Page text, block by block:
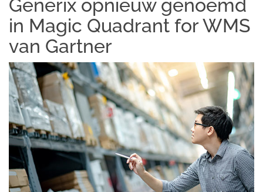
Generix opnieuw genoemd
in Magic Quadrant for WMS
van Gartner